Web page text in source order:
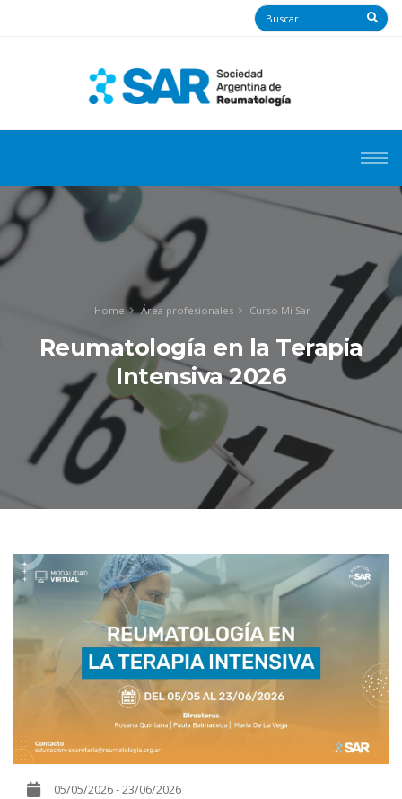
Home Área profesionales Curso Mi Sar
Reumatología en la Terapia
Intensiva 2026
05/05/2026 - 23/06/2026